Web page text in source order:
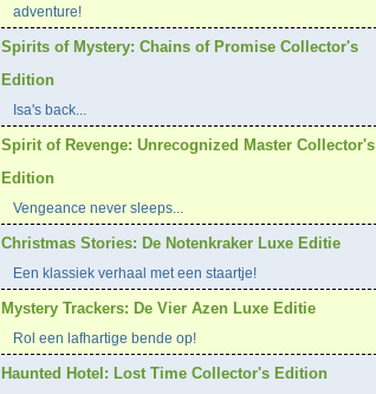
adventure!
Spirits of Mystery: Chains of Promise Collector's
Edition
Isa's back...
Spirit of Revenge: Unrecognized Master Collector's
Edition
Vengeance never sleeps...
Christmas Stories: De Notenkraker Luxe Editie
Een klassiek verhaal met een staartje!
Mystery Trackers: De Vier Azen Luxe Editie
Rol een lafhartige bende op!
Haunted Hotel: Lost Time Collector's Edition